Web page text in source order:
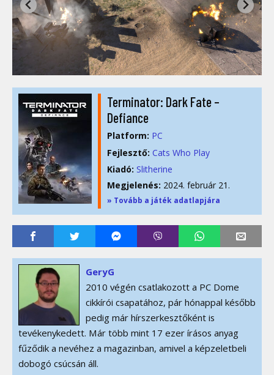
Terminator: Dark Fate –
Defiance
Platform: PC
Fejlesztő: Cats Who Play
Kiadó: Slitherine
Megjelenés: 2024. február 21.
» Tovább a játék adatlapjára
GeryG
2010 végén csatlakozott a PC Dome
cikkírói csapatához, pár hónappal később
pedig már hírszerkesztőként is
tevékenykedett. Már több mint 17 ezer írásos anyag
fűződik a nevéhez a magazinban, amivel a képzeletbeli
dobogó csúcsán áll.